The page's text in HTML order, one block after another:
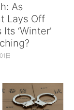
As
Lays Off
‘Winter’
日